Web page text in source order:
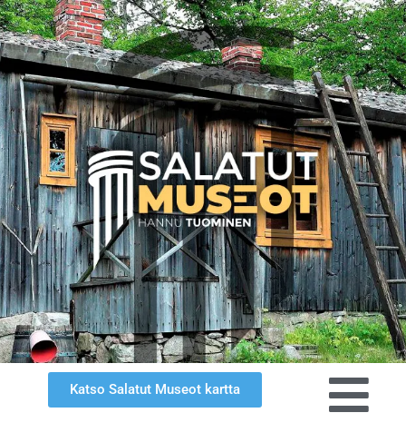
Katso Salatut Museot kartta